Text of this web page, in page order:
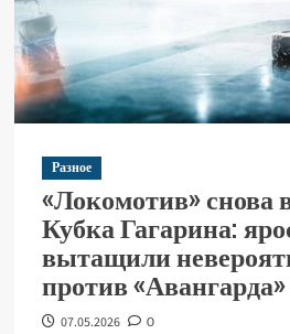
Разное
«Локомотив» снова
Кубка Гагарина:
вытащили
против «Авангарда»
07.05.2026 0